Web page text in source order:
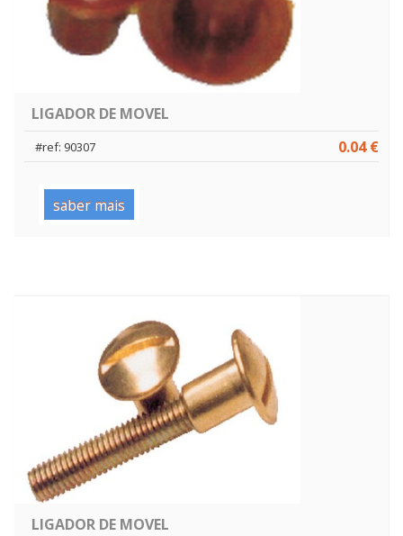
LIGADOR DE MOVEL
0.04 €
#ref: 90307
saber mais
LIGADOR DE MOVEL